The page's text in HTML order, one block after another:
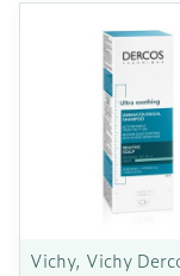
Vichy, Vichy